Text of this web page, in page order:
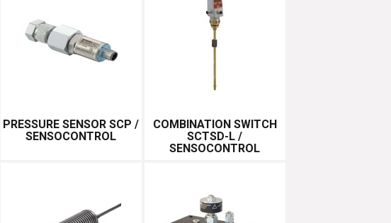
PRESSURE SENSOR SCP /
SENSOCONTROL
COMBINATION SWITCH
SCTSD-L /
SENSOCONTROL